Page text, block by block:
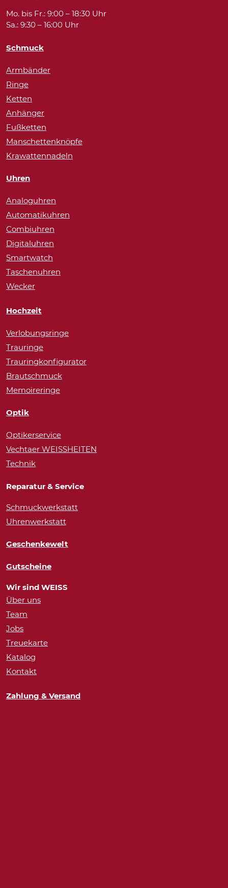
Mo. bis Fr.: 9:00 – 18:30 Uhr
Sa.: 9:30 – 16:00 Uhr
Schmuck
Armbänder
Ringe
Ketten
Anhänger
Fußketten
Manschettenknöpfe
Krawattennadeln
Uhren
Analoguhren
Automatikuhren
Combiuhren
Digitaluhren
Smartwatch
Taschenuhren
Wecker
Hochzeit
Verlobungsringe
Trauringe
Trauringkonfigurator
Brautschmuck
Memoireringe
Optik
Optikerservice
Vechtaer WEISSHEITEN
Technik
Reparatur & Service
Schmuckwerkstatt
Uhrenwerkstatt
Geschenkewelt
Gutscheine
Wir sind WEISS
Über uns
Team
Jobs
Treuekarte
Katalog
Kontakt
Zahlung & Versand